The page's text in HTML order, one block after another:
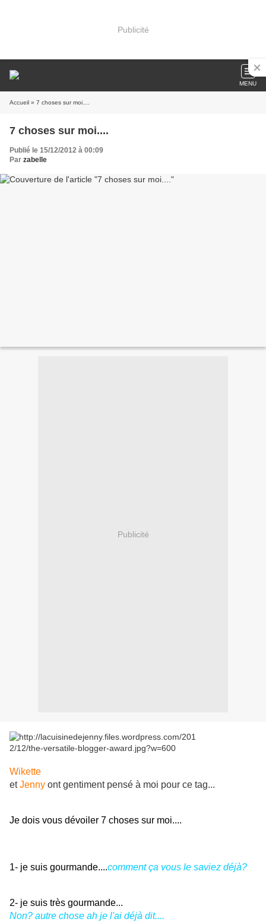
Publicité
MENU
Accueil » 7 choses sur moi....
7 choses sur moi....
Publié le 15/12/2012 à 00:09
Par zabelle
Publicité
Wikette
etJenny ont gentiment pensé à moi pour ce tag...
Je dois vous dévoiler 7 choses sur moi....
1- je suis gourmande....comment ça vous le saviez déjà?
2- je suis très gourmande...
Non? autre chose ah je l'ai déjà dit....